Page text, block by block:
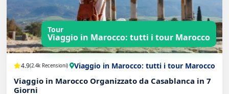
Tour
Viaggio in Marocco: tutti i tour Marocco
4.9(2.4k Recensioni) Viaggio in Marocco: tutti i tour Marocco
Viaggio in Marocco Organizzato da Casablanca in 7
Giorni